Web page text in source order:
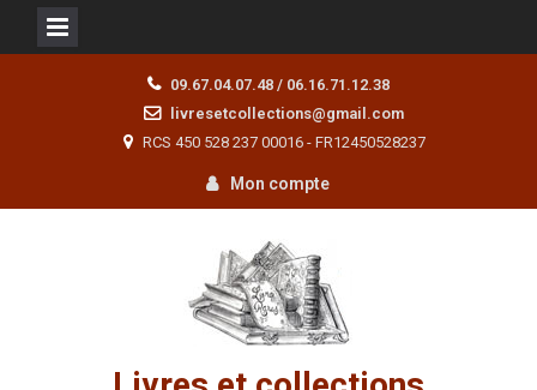
09.67.04.07.48 / 06.16.71.12.38
livresetcollections@gmail.com
RCS 450 528 237 00016 - FR12450528237
Mon compte